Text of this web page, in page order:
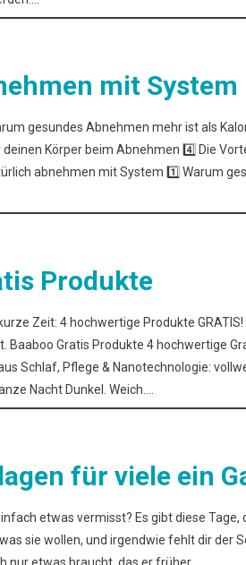
mit System
gesundes Abnehmen mehr ist als
Körper beim Abnehmen 4️⃣ Die
abnehmen mit System 1️⃣ Warum
Produkte
Zeit: 4 hochwertige Produkte
Baaboo Gratis Produkte 4 hochwertige
Schlaf, Pflege & Nanotechnologie:
Nacht Dunkel. Weich.…
für viele ein
etwas vermisst? Es gibt diese
sie wollen, und irgendwie fehlt dir der
nur etwas braucht, das er früher…